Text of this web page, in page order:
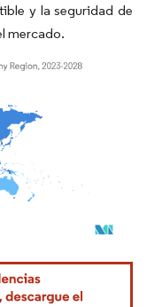
y la seguridad de
mercado.
según CC BY 4.0.